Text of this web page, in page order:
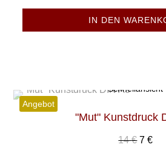
Preis
war:ist:
IN DEN
Angebot
Schnellansicht
"Mut" Kunstdruck
14€ 7€